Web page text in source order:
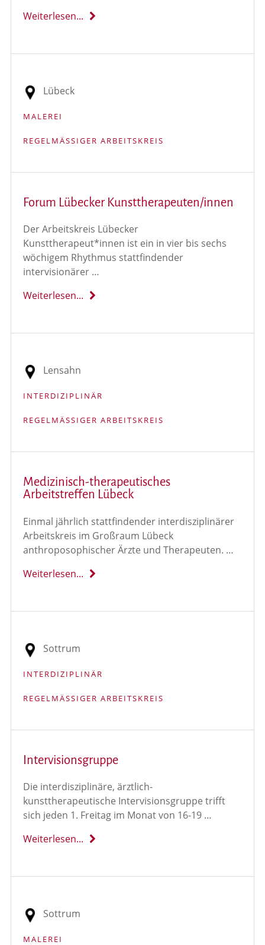
Weiterlesen...
Forum Lübecker Kunsttherapeuten/innen
Der Arbeitskreis Lübecker
Kunsttherapeut*innen ist ein in vier bis sechs
wöchigem Rhythmus stattfindender
intervisionärer …
Weiterlesen...
Lübeck
MALEREI
REGELMÄSSIGER ARBEITSKREIS
Medizinisch-therapeutisches
Arbeitstreffen Lübeck
Einmal jährlich stattfindender interdisziplinärer
Arbeitskreis im Großraum Lübeck
anthroposophischer Ärzte und Therapeuten. …
Weiterlesen...
Lensahn
INTERDIZIPLINÄR
REGELMÄSSIGER ARBEITSKREIS
Intervisionsgruppe
Die interdisziplinäre, ärztlich-
kunsttherapeutische Intervisionsgruppe trifft
sich jeden 1. Freitag im Monat von 16-19 …
Weiterlesen...
Sottrum
INTERDIZIPLINÄR
REGELMÄSSIGER ARBEITSKREIS
Sottrum
MALEREI